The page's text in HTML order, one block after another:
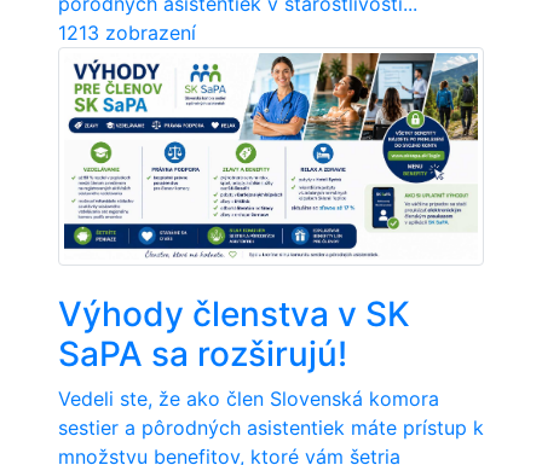
1213 zobrazení
Výhody členstva v SK
SaPA sa rozširujú!
Vedeli ste, že ako člen Slovenská komora
sestier a pôrodných asistentiek máte prístup k
množstvu benefitov, ktoré vám šetria